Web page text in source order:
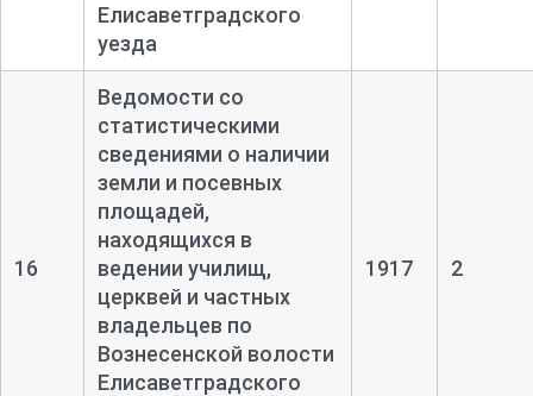
Елисаветградского
уезда
16
Ведомости со
статистическими
сведениями о наличии
земли и посевных
площадей,
находящихся в
ведении училищ,
церквей и частных
владельцев по
Вознесенской волости
Елисаветградского
1917 2